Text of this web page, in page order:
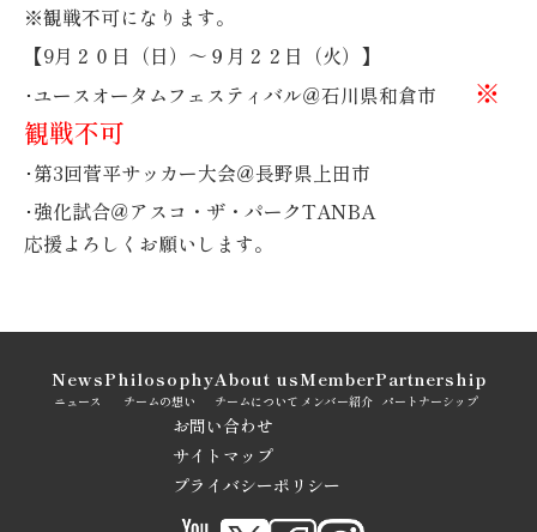
※観戦不可になります。
【9月２０日（日）～９月２２日（火）】
･ユースオータムフェスティバル＠石川県和倉市 ※
観戦不可
･第3回菅平サッカー大会＠長野県上田市
･強化試合＠アスコ・ザ・パークTANBA
応援よろしくお願いします。
ニュース
News
チームの想い
Philosophy
チームについて
About us
メンバー紹介
Member
パートナーシップ
Partnership
お問い合わせ
サイトマップ
プライバシーポリシー